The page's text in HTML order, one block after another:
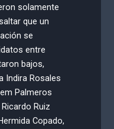
solamente
que un
se
entre
bajos,
Indira Rosales
Palmeros
Ruiz
Copado,